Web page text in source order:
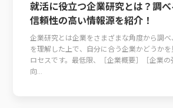
就活に役立つ企業研究とは？調
信頼性の高い情報源を紹介！
企業研究とは企業をさまざまな角度から調
を理解した上で、自分に合う企業かどうか
ロセスです。最低限、［企業概要］［企業
向...